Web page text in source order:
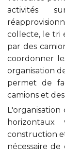
activités
collecte, le tri
par des
coordonner
organisation
permet de
camions et
construction
nécessaire